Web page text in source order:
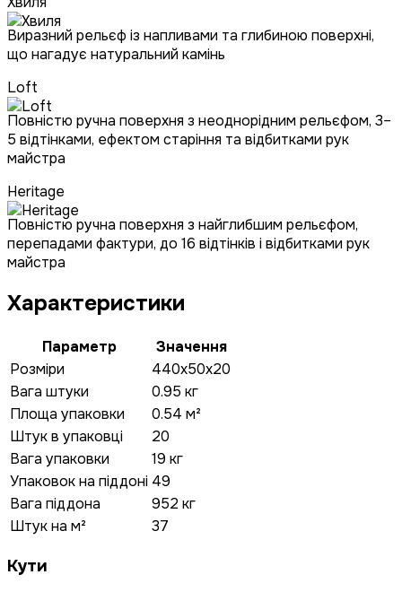
Виразний рельєф із напливами та глибиною поверхні,
що нагадує натуральний камінь
Loft
Повністю ручна поверхня з неоднорідним рельєфом, 3–
5 відтінками, ефектом старіння та відбитками рук
майстра
Heritage
Повністю ручна поверхня з найглибшим рельєфом,
перепадами фактури, до 16 відтінків і відбитками рук
майстра
Характеристики
Параметр
Значення
Розміри
440x50x20
Вага штуки
0.95 кг
Площа упаковки
0.54 м²
Штук в упаковці
20
Вага упаковки
19 кг
Упаковок на піддоні 49
Вага піддона
952 кг
Штук на м²
37
Кути